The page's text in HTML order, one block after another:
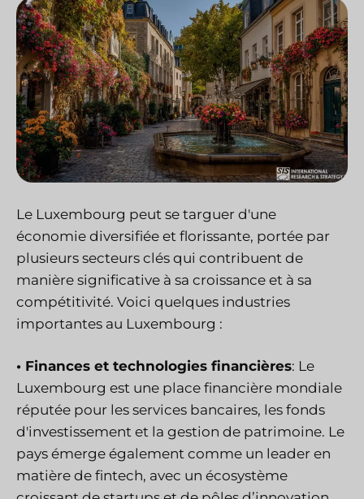
Le Luxembourg peut se targuer d'une
économie diversifiée et florissante, portée par
plusieurs secteurs clés qui contribuent de
manière significative à sa croissance et à sa
compétitivité. Voici quelques industries
importantes au Luxembourg :
• Finances et technologies financières: Le
Luxembourg est une place financière mondiale
réputée pour les services bancaires, les fonds
d'investissement et la gestion de patrimoine. Le
pays émerge également comme un leader en
matière de fintech, avec un écosystème